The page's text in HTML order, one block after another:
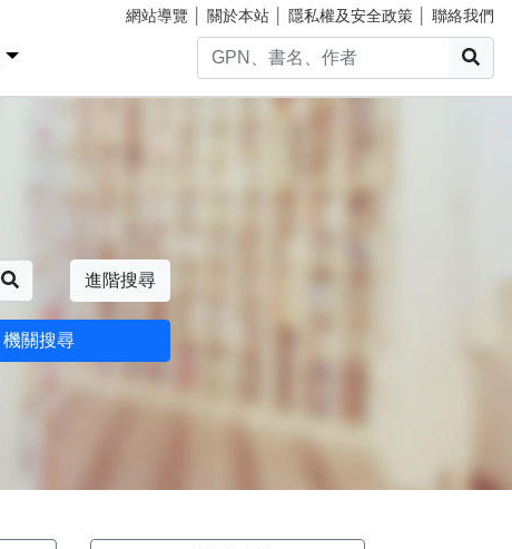
網站導覽 關於本站 隱私權及安全政策 聯絡我們
進階搜尋
機關搜尋